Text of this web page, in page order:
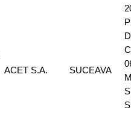
ACET S.A. SUCEAVA